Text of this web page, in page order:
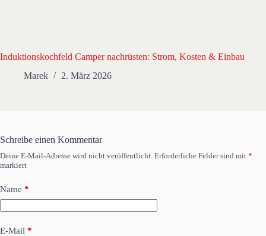
Induktionskochfeld Camper nachrüsten: Strom, Kosten & Einbau
Marek
2. März 2026
Schreibe einen Kommentar
Deine E-Mail-Adresse wird nicht veröffentlicht. Erforderliche Felder sind mit *
markiert
Name *
E-Mail *